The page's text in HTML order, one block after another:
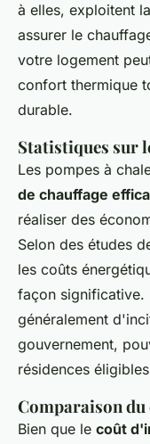
à elles, exploitent
assurer le
votre logement
confort thermique
durable.
Statistiques sur
Les pompes à
de chauffage
réaliser des
Selon des études
les coûts
façon significative.
généralement
gouvernement,
résidences
Comparaison
Bien que le coût